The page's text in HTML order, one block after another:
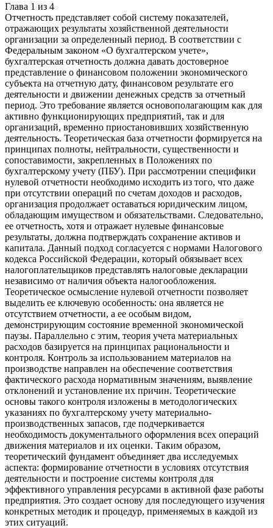
Глава 1 из 4
Отчетность представляет собой систему показателей,
отражающих результаты хозяйственной деятельности
организации за определенный период. В соответствии с
Федеральным законом «О бухгалтерском учете»,
бухгалтерская отчетность должна давать достоверное
представление о финансовом положении экономического
субъекта на отчетную дату, финансовом результате его
деятельности и движении денежных средств за отчетный
период. Это требование является основополагающим как для
активно функционирующих предприятий, так и для
организаций, временно приостановивших хозяйственную
деятельность. Теоретическая база отчетности формируется на
принципах полноты, нейтральности, существенности и
сопоставимости, закрепленных в Положениях по
бухгалтерскому учету (ПБУ). При рассмотрении специфики
нулевой отчетности необходимо исходить из того, что даже
при отсутствии операций по счетам доходов и расходов,
организация продолжает оставаться юридическим лицом,
обладающим имуществом и обязательствами. Следовательно,
ее отчетность, хотя и отражает нулевые финансовые
результаты, должна подтверждать сохранение активов и
капитала. Данный подход согласуется с нормами Налогового
кодекса Российской Федерации, который обязывает всех
налогоплательщиков представлять налоговые декларации
независимо от наличия объекта налогообложения.
Теоретическое осмысление нулевой отчетности позволяет
выделить ее ключевую особенность: она является не
отсутствием отчетности, а ее особым видом,
демонстрирующим состояние временной экономической
паузы. Параллельно с этим, теория учета материальных
расходов базируется на принципах рациональности и
контроля. Контроль за использованием материалов на
производстве направлен на обеспечение соответствия
фактического расхода нормативным значениям, выявление
отклонений и установление их причин. Теоретические
основы такого контроля изложены в методологических
указаниях по бухгалтерскому учету материально-
производственных запасов, где подчеркивается
необходимость документального оформления всех операций
движения материалов и их оценки. Таким образом,
теоретический фундамент объединяет два исследуемых
аспекта: формирование отчетности в условиях отсутствия
деятельности и построение системы контроля для
эффективного управления ресурсами в активной фазе работы
предприятия. Это создает основу для последующего изучения
конкретных методик и процедур, применяемых в каждой из
этих ситуаций.